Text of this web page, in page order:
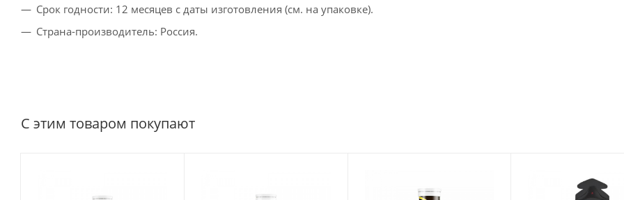
Срок годности: 12 месяцев с даты изготовления (см. на упаковке).
Страна-производитель: Россия.
С этим товаром покупают